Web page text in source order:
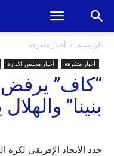
الرئيسية أخبار متفرقة
أخبار متفرقة أخبار مجلس الادارة
“كاف”
بنينا”
جدد الاتحاد الإفريقي